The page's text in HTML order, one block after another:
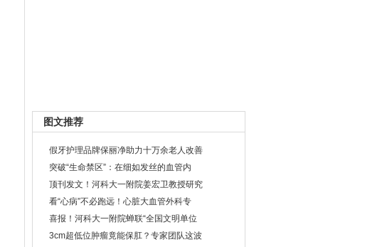
图文推荐
假牙护理品牌保丽净助力十万余老人改善
突破“生命禁区”：在细如发丝的血管内
顶刊发文！河科大一附院姜宏卫教授研究
看“心病”不必跑远！心脏大血管外科专
喜报！河科大一附院蝉联“全国文明单位
3cm超低位肿瘤竟能保肛？专家团队这波